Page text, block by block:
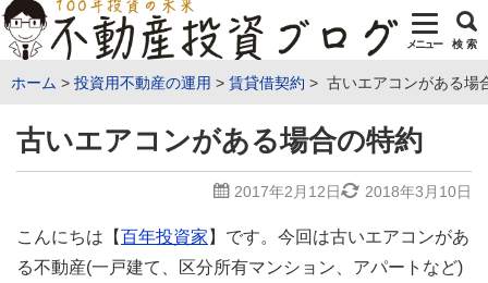
メニュー 検 索
ホーム 投資用不動産の運用 賃貸借契約 古いエアコンがある場
古いエアコンがある場合の特約
2017年2月12日 2018年3月10日
こんにちは【百年投資家 】です。今回は古いエアコンがあ
る不動産(一戸建て、区分所有マンション、アパートなど)